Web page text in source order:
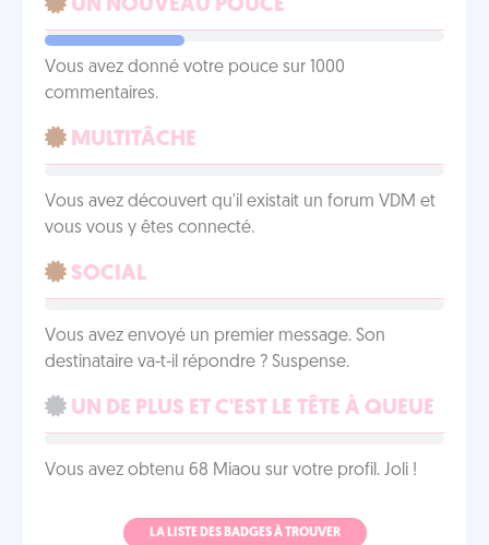
UN NOUVEAU POUCE
Vous avez donné votre pouce sur 1000
commentaires.
MULTITÂCHE
Vous avez découvert qu'il existait un forum VDM et
vous vous y êtes connecté.
SOCIAL
Vous avez envoyé un premier message. Son
destinataire va-t-il répondre ? Suspense.
UN DE PLUS ET C'EST LE TÊTE À QUEUE
Vous avez obtenu 68 Miaou sur votre profil. Joli !
LA LISTE DES BADGES À TROUVER